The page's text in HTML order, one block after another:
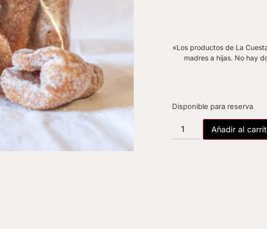
«Los productos de La
madres a hijas. No hay
Disponible para reserva
Añadir al